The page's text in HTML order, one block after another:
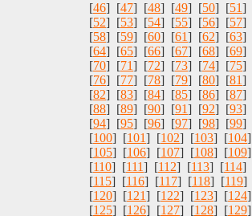
[46] [47] [48] [49] [50] [51]
[52] [53] [54] [55] [56] [57]
[58] [59] [60] [61] [62] [63]
[64] [65] [66] [67] [68] [69]
[70] [71] [72] [73] [74] [75]
[76] [77] [78] [79] [80] [81]
[82] [83] [84] [85] [86] [87]
[88] [89] [90] [91] [92] [93]
[94] [95] [96] [97] [98] [99]
[100] [101] [102] [103] [104]
[105] [106] [107] [108] [109]
[110] [111] [112] [113] [114]
[115] [116] [117] [118] [119]
[120] [121] [122] [123] [124]
[125] [126] [127] [128] [129]